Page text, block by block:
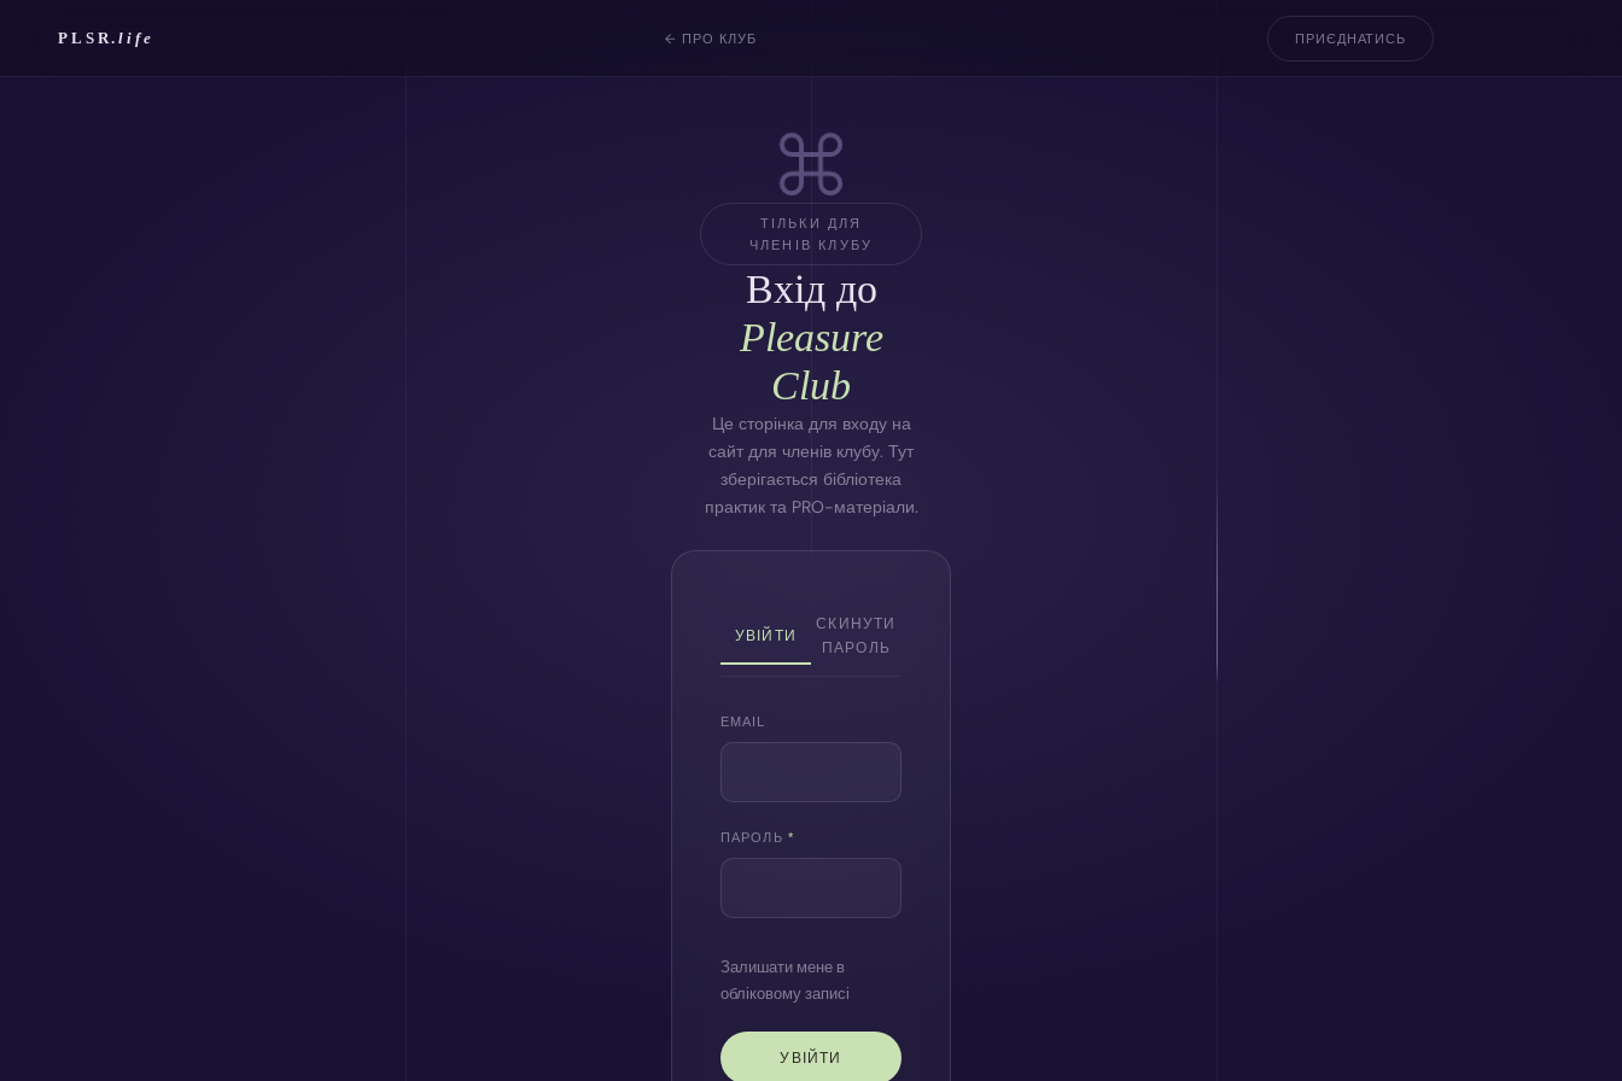
PLSR.life ← ПРО КЛУБ ПРИЄДНАТИСЬ
ТІЛЬКИ ДЛЯ
ЧЛЕНІВ КЛУБУ
Вхід до
Pleasure
Club
Це сторінка для входу на
сайт для членів клубу. Тут
зберігається бібліотека
практик та PRO-матеріали.
УВІЙТИ
СКИНУТИ
ПАРОЛЬ
EMAIL
ПАРОЛЬ *
Залишати мене в
обліковому записі